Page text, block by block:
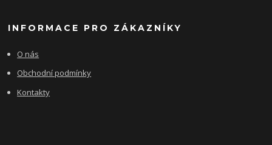
INFORMACE PRO ZÁKAZNÍKY
O nás
Obchodní podmínky
Kontakty